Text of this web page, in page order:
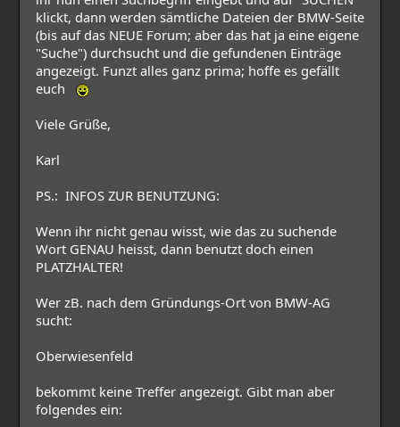
klickt, dann werden sämtliche Dateien der BMW-Seite
(bis auf das NEUE Forum; aber das hat ja eine eigene
"Suche") durchsucht und die gefundenen Einträge
angezeigt. Funzt alles ganz prima; hoffe es gefällt
euch
Viele Grüße,
Karl
PS.: INFOS ZUR BENUTZUNG:
Wenn ihr nicht genau wisst, wie das zu suchende
Wort GENAU heisst, dann benutzt doch einen
PLATZHALTER!
Wer zB. nach dem Gründungs-Ort von BMW-AG
sucht:
Oberwiesenfeld
bekommt keine Treffer angezeigt. Gibt man aber
folgendes ein: